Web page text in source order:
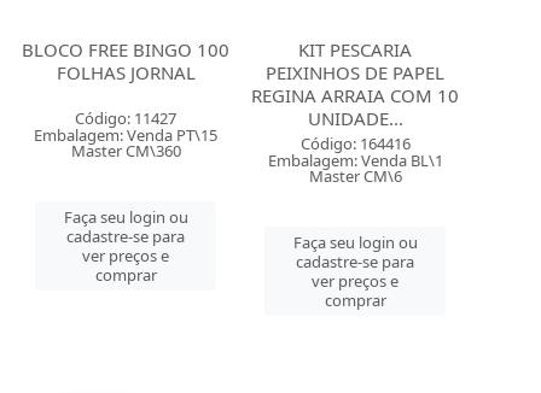
BLOCO FREE BINGO 100
FOLHAS JORNAL
Código: 11427
Embalagem: Venda PT\15
Master CM\360
Faça seu login ou
cadastre-se para
ver preços e
comprar
KIT PESCARIA
PEIXINHOS DE PAPEL
REGINA ARRAIA COM 10
UNIDADE...
Código: 164416
Embalagem: Venda BL\1
Master CM\6
Faça seu login ou
cadastre-se para
ver preços e
comprar